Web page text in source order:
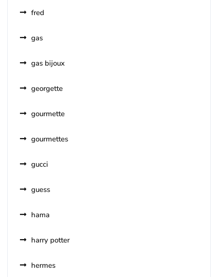
fred
gas
gas bijoux
georgette
gourmette
gourmettes
gucci
guess
hama
harry potter
hermes